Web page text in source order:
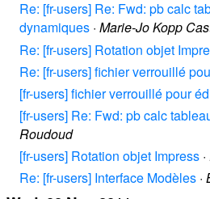
Re: [fr-users] Re: Fwd: pb calc
dynamiques · Marie-Jo Kopp
Re: [fr-users] Rotation objet
Re: [fr-users] fichier verrouillé
[fr-users] fichier verrouillé pour
[fr-users] Re: Fwd: pb calc
Roudoud
[fr-users] Rotation objet Impress ·
Re: [fr-users] Interface Modèles ·